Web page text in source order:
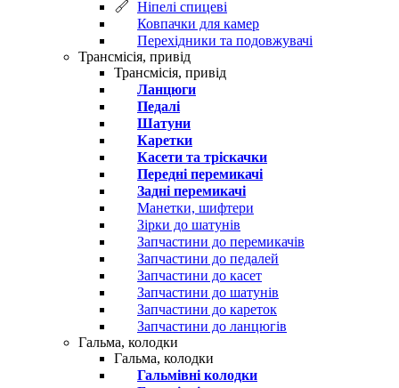
Ніпелі спицеві
Ковпачки для камер
Перехідники та подовжувачі
Трансмісія, привід
Трансмісія, привід
Ланцюги
Педалі
Шатуни
Каретки
Касети та тріскачки
Передні перемикачі
Задні перемикачі
Манетки, шифтери
Зірки до шатунів
Запчастини до перемикачів
Запчастини до педалей
Запчастини до касет
Запчастини до шатунів
Запчастини до кареток
Запчастини до ланцюгів
Гальма, колодки
Гальма, колодки
Гальмівні колодки